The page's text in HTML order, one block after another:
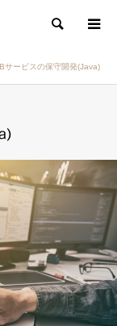
検索
サービスの保守開発(Java)